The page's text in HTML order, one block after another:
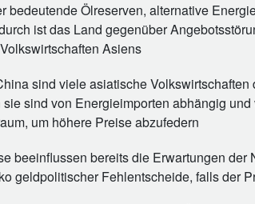
bedeutende Ölreserven, alternative
ist das Land gegenüber
Asiens
sind viele asiatische Volkswirtschaften
sind von Energieimporten abhängig
um höhere Preise abzufedern
beeinflussen bereits die Erwartungen der
geldpolitischer Fehlentscheide, falls der